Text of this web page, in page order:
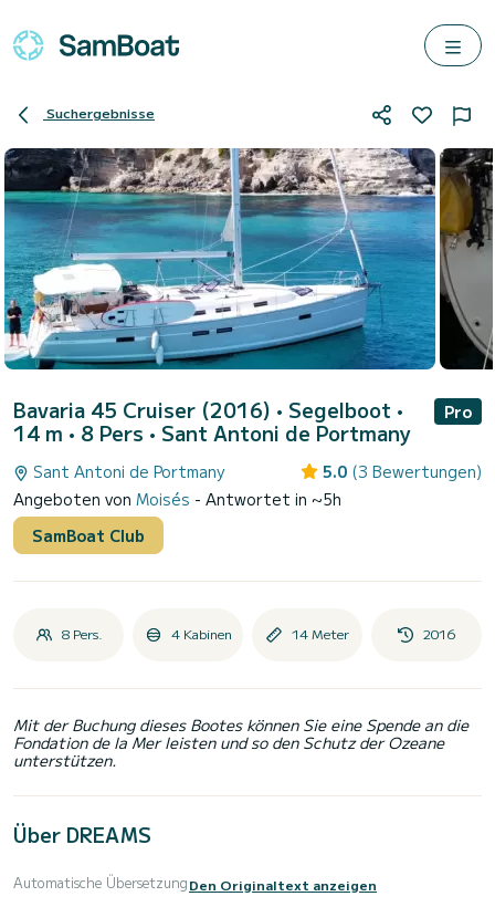
Suchergebnisse
Bavaria 45 Cruiser (2016) • Segelboot •
14 m • 8 Pers • Sant Antoni de Portmany
Pro
Sant Antoni de Portmany 5.0 (3 Bewertungen)
Angeboten von Moisés - Antwortet in ~5h
SamBoat Club
8 Pers. 4 Kabinen 14 Meter 2016
Mit der Buchung dieses Bootes können Sie eine Spende an die
Fondation de la Mer leisten und so den Schutz der Ozeane
unterstützen.
Über DREAMS
Automatische ÜbersetzungDen Originaltext anzeigen